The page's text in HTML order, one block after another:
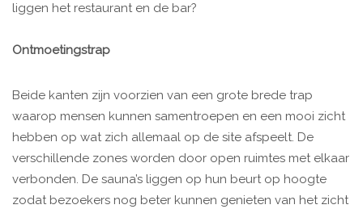
liggen het restaurant en de bar?
Ontmoetingstrap
Beide kanten zijn voorzien van een grote brede trap
waarop mensen kunnen samentroepen en een mooi zicht
hebben op wat zich allemaal op de site afspeelt. De
verschillende zones worden door open ruimtes met elkaar
verbonden. De sauna’s liggen op hun beurt op hoogte
zodat bezoekers nog beter kunnen genieten van het zicht